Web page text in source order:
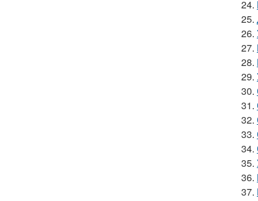
24.
25.
26.
27.
28.
29.
30.
31.
32.
33.
34.
35.
36.
37.